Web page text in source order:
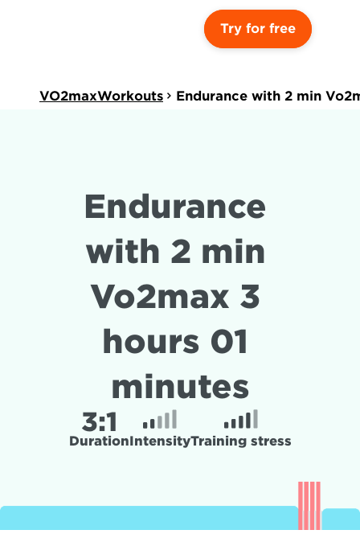
Try for free
VO2maxWorkouts Endurance with 2 min
Endurance
with 2 min
Vo2max 3
hours 01
minutes
3:1
DurationIntensityTraining stress